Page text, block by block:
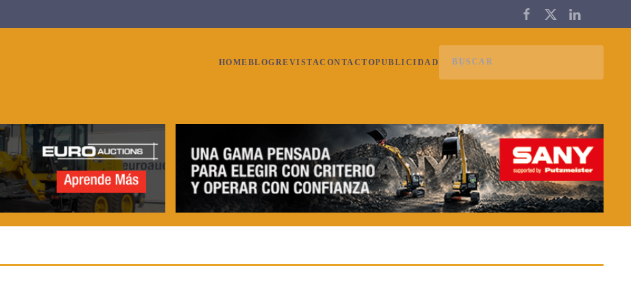
HOMEBLOGREVISTACONTACTOPUBLICIDAD